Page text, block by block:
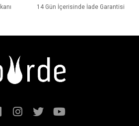
14 Gün İçerisinde İade Garantisi